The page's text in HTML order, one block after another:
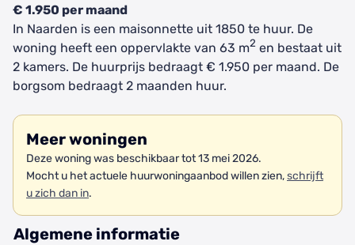
€ 1.950 per maand
In Naarden is een maisonnette uit 1850 te huur. De
woning heeft een oppervlakte van 63 m2 en bestaat uit
2 kamers. De huurprijs bedraagt € 1.950 per maand. De
borgsom bedraagt 2 maanden huur.
Meer woningen
Deze woning was beschikbaar tot 13 mei 2026.
Mocht u het actuele huurwoningaanbod willen zien,schrijft
u zich dan in.
Algemene informatie